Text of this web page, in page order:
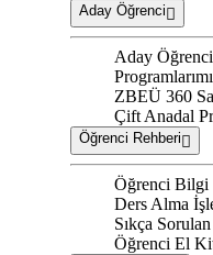
Aday Öğrenci
Aday Öğrenci
ZBEÜ 360
Çift Anadal
Öğrenci Rehberi
Öğrenci Bilgi
Ders Alma
Sıkça
Öğrenci El